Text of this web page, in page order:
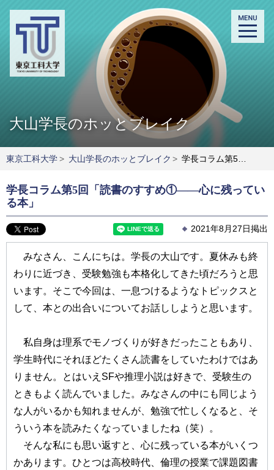
大山学長のホッとブレイク
東京工科大学> 大山学長のホッとブレイク > 学長コラム第5回「読書のすすめ①――心に残っている本」
学長コラム第5回「読書のすすめ①――心に残ってい
る本」
2021年8月27日掲出
みなさん、こんにちは。学長の大山です。夏休みも終
わりに近づき、受験勉強も本格化してきた頃だろうと思
います。そこで今回は、一息つけるようなトピックスと
して、本との出合いについてお話ししようと思います。
私自身は理系でモノづくりが好きだったこともあり、
学生時代にそれほどたくさん読書をしていたわけではあ
りません。とはいえSFや推理小説は好きで、受験生の
ときもよく読んでいました。みなさんの中にも同じよう
な人がいるかも知れませんが、勉強で忙しくなると、そ
ういう本を読みたくなっていましたね（笑）。
そんな私にも思い返すと、心に残っている本がいくつ
かあります。ひとつは高校時代、倫理の授業で課題図書